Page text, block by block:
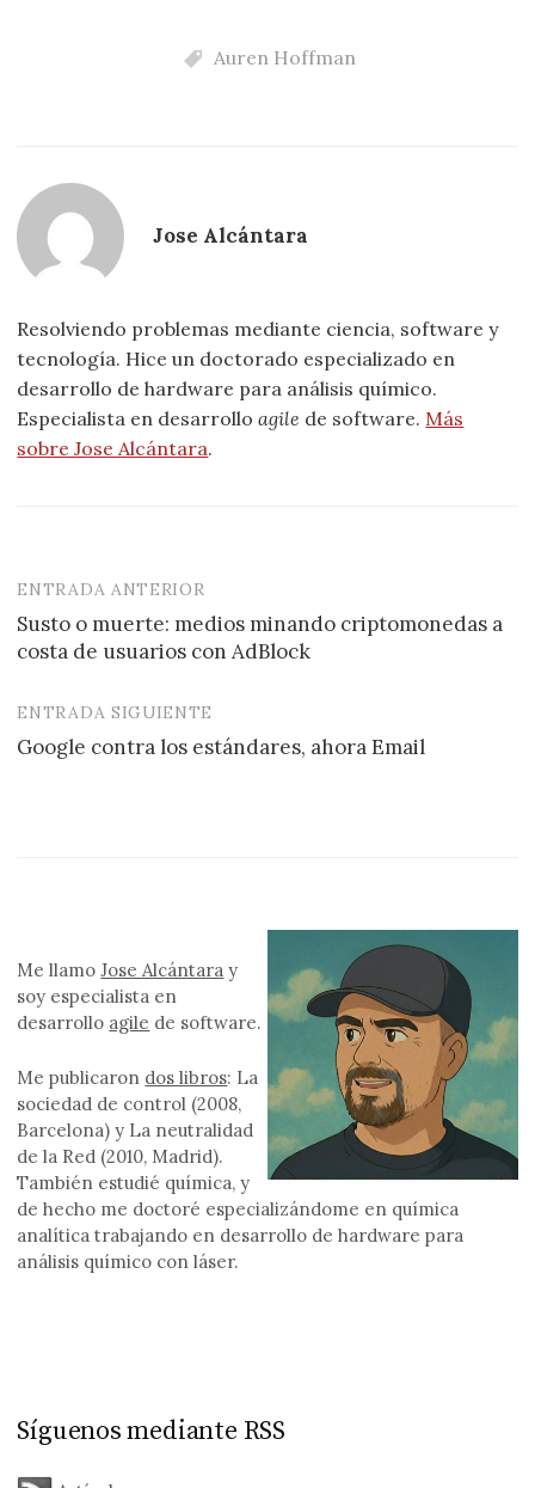
Auren Hoffman
Jose Alcántara
Resolviendo problemas mediante ciencia, software y
tecnología. Hice un doctorado especializado en
desarrollo de hardware para análisis químico.
Especialista en desarrolloagile de software. Más
sobre Jose Alcántara.
Navegación
de
ENTRADA ANTERIOR
Susto o muerte: medios minando criptomonedas a
costa de usuarios con AdBlock
ENTRADA SIGUIENTE
Google contra los estándares, ahora Email
Me llamoJose Alcántara y
soy especialista en
desarrollo agile de software.
Me publicaron dos libros: La
sociedad de control (2008,
Barcelona) y La neutralidad
de la Red (2010, Madrid).
También estudié química, y
de hecho me doctoré especializándome en química
analítica trabajando en desarrollo de hardware para
análisis químico con láser.
Síguenos mediante RSS